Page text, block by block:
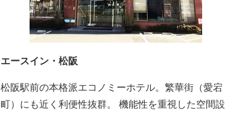
エースイン・松阪
松阪駅前の本格派エコノミーホテル。繁華街（愛宕
町）にも近く利便性抜群。 機能性を重視した空間設